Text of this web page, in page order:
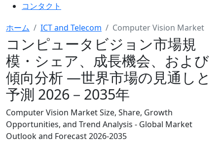
コンタクト
ホーム ICT and Telecom Computer Vision Market
コンピュータビジョン市場規
模・シェア、成長機会、および
傾向分析 ―世界市場の見通しと
予測 2026－2035年
Computer Vision Market Size, Share, Growth
Opportunities, and Trend Analysis - Global Market
Outlook and Forecast 2026-2035